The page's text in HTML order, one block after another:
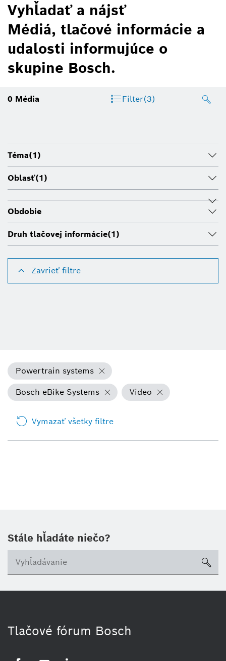
Vyhľadať a nájsť
Médiá, tlačové informácie a
udalosti informujúce o
skupine Bosch.
0 Média Filter(3)
Téma(1)
Oblasť(1)
Obdobie
Druh tlačovej informácie(1)
Zavrieť filtre
Powertrain systems
Bosch eBike Systems
Video
Vymazať všetky filtre
Stále hľadáte niečo?
Tlačové fórum Bosch